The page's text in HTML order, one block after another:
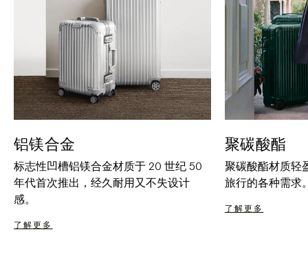
铝镁合金
标志性凹槽铝镁合金材质于 20 世纪 50
年代首次推出，经久耐用又不失设计
感。
了解更多
聚碳酸酯
聚碳酸酯材质轻
旅行的各种需求
了解更多